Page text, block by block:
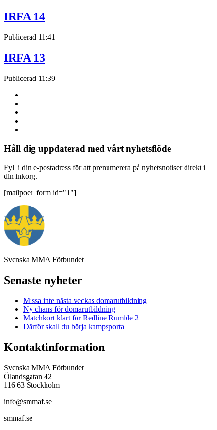
IRFA 14
Publicerad 11:41
IRFA 13
Publicerad 11:39
Håll dig uppdaterad med vårt nyhetsflöde
Fyll i din e-postadress för att prenumerera på nyhetsnotiser direkt i
din inkorg.
[mailpoet_form id="1"]
Svenska MMA Förbundet
Senaste nyheter
Missa inte nästa veckas domarutbildning
Ny chans för domarutbildning
Matchkort klart för Redline Rumble 2
Därför skall du börja kampsporta
Kontaktinformation
Svenska MMA Förbundet
Ölandsgatan 42
116 63 Stockholm
info@smmaf.se
smmaf.se